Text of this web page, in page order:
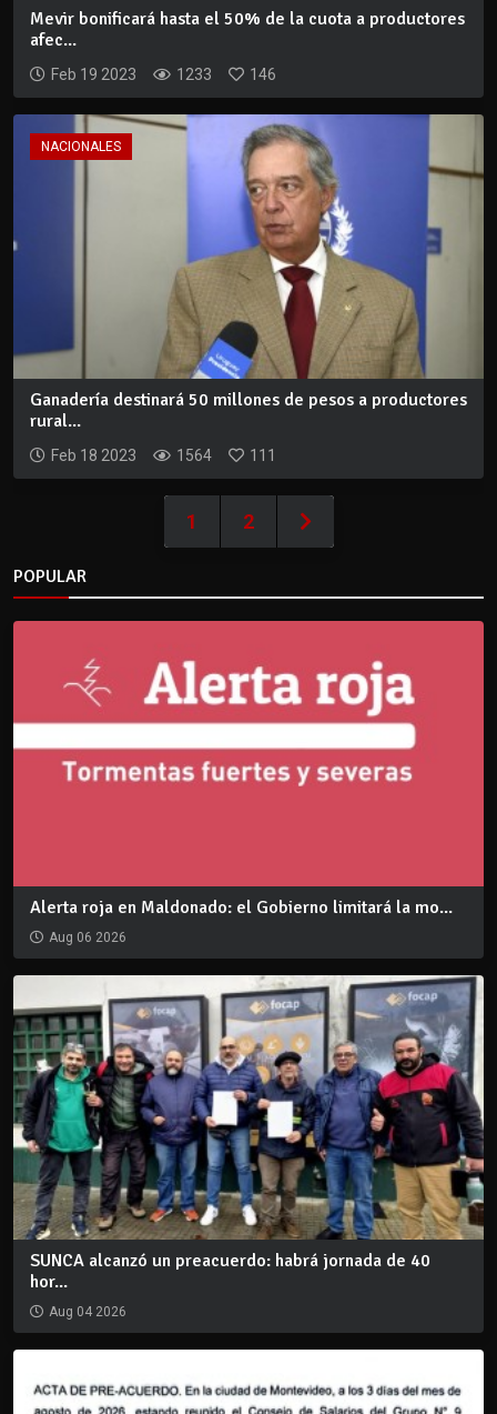
Mevir bonificará hasta el 50% de la cuota a productores
afec...
Feb 19 2023 1233 146
NACIONALES
Ganadería destinará 50 millones de pesos a productores
rural...
Feb 18 2023 1564 111
1 2
POPULAR
Alerta roja en Maldonado: el Gobierno limitará la mo...
Aug 06 2026
SUNCA alcanzó un preacuerdo: habrá jornada de 40
hor...
Aug 04 2026